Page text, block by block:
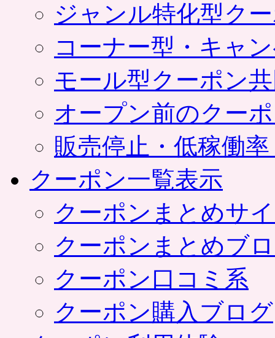
ジャンル特化型ク
コーナー型・キャ
モール型クーポン
オープン前のクー
販売停止・低稼働
クーポン一覧表示
クーポンまとめサ
クーポンまとめブ
クーポン口コミ系
クーポン購入ブログ